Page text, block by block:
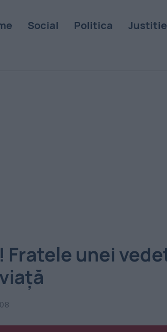
Social Politica Justitie
Fratele unei